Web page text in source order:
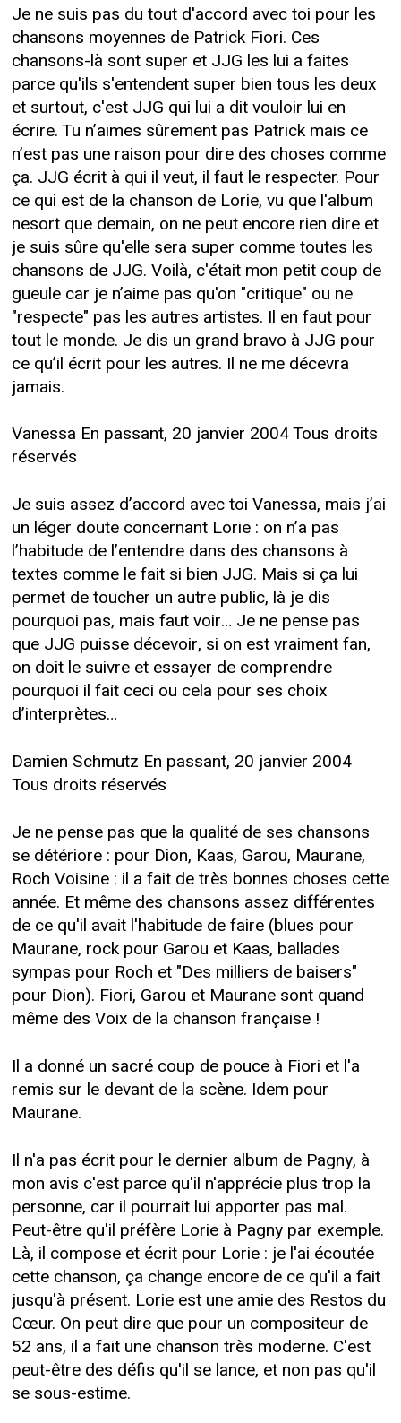
Je ne suis pas du tout d'accord avec toi pour les
chansons moyennes de Patrick Fiori. Ces
chansons-là sont super et JJG les lui a faites
parce qu'ils s'entendent super bien tous les deux
et surtout, c'est JJG qui lui a dit vouloir lui en
écrire. Tu n’aimes sûrement pas Patrick mais ce
n’est pas une raison pour dire des choses comme
ça. JJG écrit à qui il veut, il faut le respecter. Pour
ce qui est de la chanson de Lorie, vu que l'album
nesort que demain, on ne peut encore rien dire et
je suis sûre qu'elle sera super comme toutes les
chansons de JJG. Voilà, c'était mon petit coup de
gueule car je n’aime pas qu'on "critique" ou ne
"respecte" pas les autres artistes. Il en faut pour
tout le monde. Je dis un grand bravo à JJG pour
ce qu’il écrit pour les autres. Il ne me décevra
jamais.
Vanessa En passant, 20 janvier 2004 Tous droits
réservés
Je suis assez d’accord avec toi Vanessa, mais j’ai
un léger doute concernant Lorie : on n’a pas
l’habitude de l’entendre dans des chansons à
textes comme le fait si bien JJG. Mais si ça lui
permet de toucher un autre public, là je dis
pourquoi pas, mais faut voir… Je ne pense pas
que JJG puisse décevoir, si on est vraiment fan,
on doit le suivre et essayer de comprendre
pourquoi il fait ceci ou cela pour ses choix
d’interprètes…
Damien Schmutz En passant, 20 janvier 2004
Tous droits réservés
Je ne pense pas que la qualité de ses chansons
se détériore : pour Dion, Kaas, Garou, Maurane,
Roch Voisine : il a fait de très bonnes choses cette
année. Et même des chansons assez différentes
de ce qu'il avait l'habitude de faire (blues pour
Maurane, rock pour Garou et Kaas, ballades
sympas pour Roch et "Des milliers de baisers"
pour Dion). Fiori, Garou et Maurane sont quand
même des Voix de la chanson française !
Il a donné un sacré coup de pouce à Fiori et l'a
remis sur le devant de la scène. Idem pour
Maurane.
Il n'a pas écrit pour le dernier album de Pagny, à
mon avis c'est parce qu'il n'apprécie plus trop la
personne, car il pourrait lui apporter pas mal.
Peut-être qu'il préfère Lorie à Pagny par exemple.
Là, il compose et écrit pour Lorie : je l'ai écoutée
cette chanson, ça change encore de ce qu'il a fait
jusqu'à présent. Lorie est une amie des Restos du
Cœur. On peut dire que pour un compositeur de
52 ans, il a fait une chanson très moderne. C'est
peut-être des défis qu'il se lance, et non pas qu'il
se sous-estime.